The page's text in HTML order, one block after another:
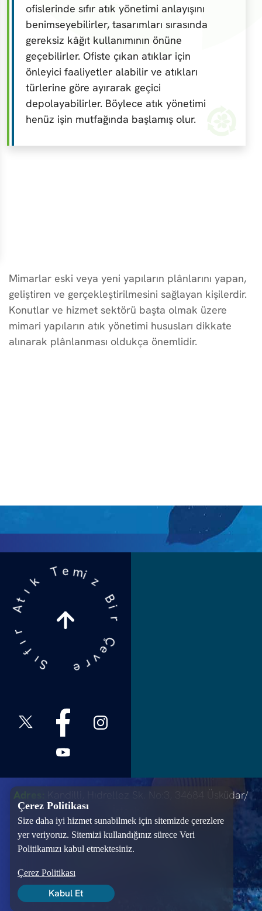
ofislerinde sıfır atık yönetimi anlayışını
benimseyebilirler, tasarımları sırasında
gereksiz kâğıt kullanımının önüne
geçebilirler. Ofiste çıkan atıklar için
önleyici faaliyetler alabilir ve atıkları
türlerine göre ayırarak geçici
depolayabilirler. Böylece atık yönetimi
henüz işin mutfağında başlamış olur.
Mimarlar eski veya yeni yapıların plânlarını yapan,
geliştiren ve gerçekleştirilmesini sağlayan kişilerdir.
Konutlar ve hizmet sektörü başta olmak üzere
mimari yapıların atık yönetimi hususları dikkate
alınarak plânlanması oldukça önemlidir.
S
ı
f
ı
r
A
t
ı
k
Temiz
B
i
Ç
e
v
r
e
Adres:
Kandilli, Hıdrellez Sk. No:3, 34684 Üsküdar/
T:+90 216 651 20 00
Çerez Politikası
Size daha iyi hizmet sunabilmek için sitemizde çerezlere
yer veriyoruz. Sitemizi kullandığınız sürece Veri
Politikamızı kabul etmektesiniz.
Çerez Politikası
Kabul Et